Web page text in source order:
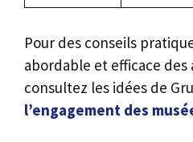
Pour des conseils
abordable et efficace des
consultez les idées de
l’engagement des